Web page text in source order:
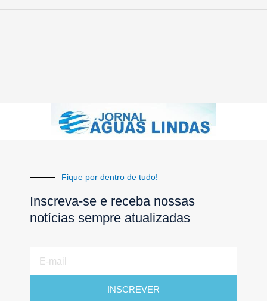
Fique por dentro de tudo!
Inscreva-se e receba nossas
notícias sempre atualizadas
mail
INSCREVER